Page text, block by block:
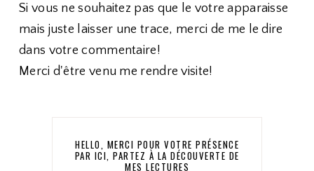
Si vous ne souhaitez pas que le votre apparaisse
mais juste laisser une trace, merci de me le dire
dans votre commentaire!
Merci d'être venu me rendre visite!
HELLO, MERCI POUR VOTRE PRÉSENCE
PAR ICI, PARTEZ À LA DÉCOUVERTE DE
MES LECTURES